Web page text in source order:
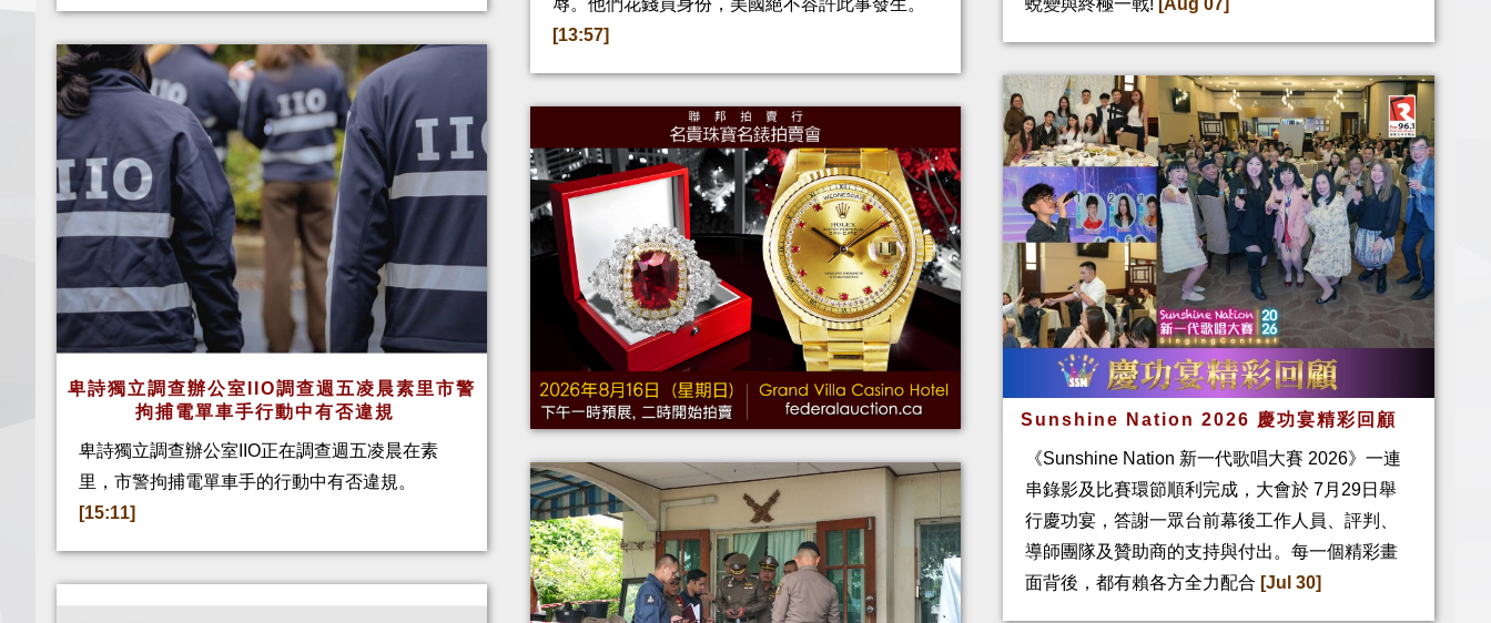
卑詩獨立調查辦公室IIO調查週五凌晨素里市警
拘捕電單車手行動中有否違規
卑詩獨立調查辦公室IIO正在調查週五凌晨在素
里，市警拘捕電單車手的行動中有否違規。
[15:11]
[13:57]
Sunshine Nation 2026 慶功宴精彩回顧
《Sunshine Nation 新一代歌唱大賽 2026》一連
串錄影及比賽環節順利完成，大會於 7月29日舉
行慶功宴，答謝一眾台前幕後工作人員、評判、
導師團隊及贊助商的支持與付出。每一個精彩畫
面背後，都有賴各方全力配合 [Jul 30]